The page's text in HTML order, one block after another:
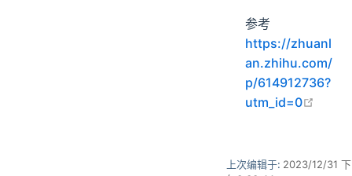
参考
https://zhuanl
an.zhihu.com/
p/614912736?
utm_id=0
上次编辑于: 2023/12/31 下